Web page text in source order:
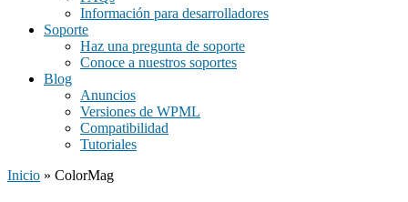
Información para desarrolladores
Soporte
Haz una pregunta de soporte
Conoce a nuestros soportes
Blog
Anuncios
Versiones de WPML
Compatibilidad
Tutoriales
Inicio » ColorMag